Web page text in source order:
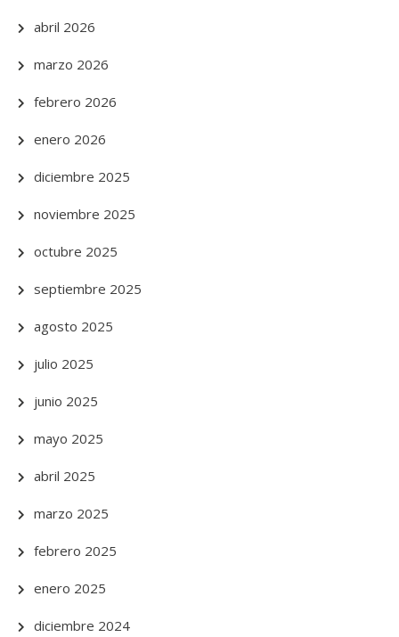
abril 2026
marzo 2026
febrero 2026
enero 2026
diciembre 2025
noviembre 2025
octubre 2025
septiembre 2025
agosto 2025
julio 2025
junio 2025
mayo 2025
abril 2025
marzo 2025
febrero 2025
enero 2025
diciembre 2024